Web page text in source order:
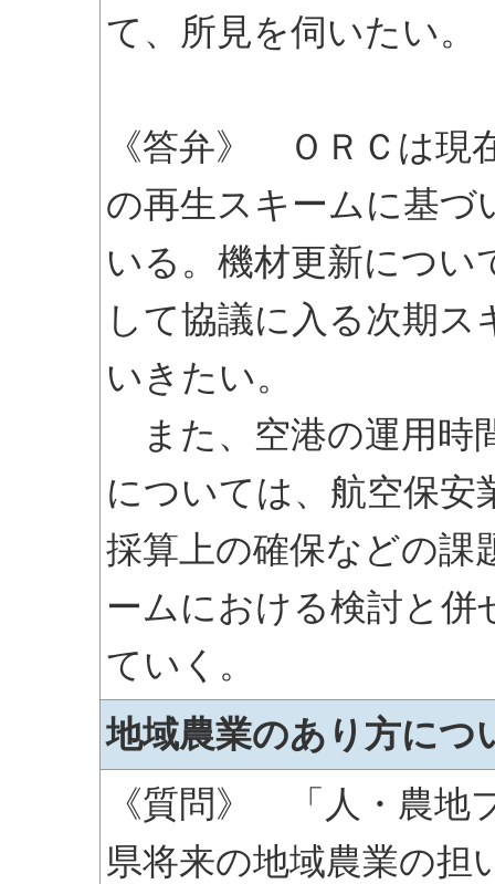
て、所見を伺いたい。
《答弁》 ＯＲＣは現
の再生スキームに基づ
いる。機材更新につい
して協議に入る次期
いきたい。
また、空港の運用時
については、航空保安
採算上の確保などの課
ームにおける検討と併
ていく。
地域農業のあり方につ
《質問》 「人・農地
県将来の地域農業の担